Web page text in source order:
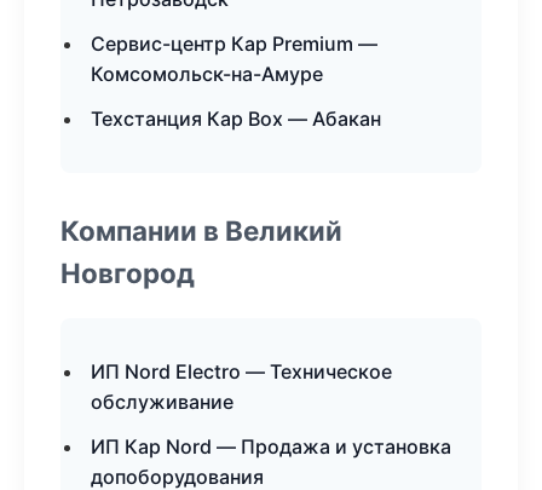
Сервис-центр Кар Premium —
Комсомольск-на-Амуре
Техстанция Кар Box — Абакан
Компании в Великий
Новгород
ИП Nord Electro — Техническое
обслуживание
ИП Кар Nord — Продажа и установка
допоборудования